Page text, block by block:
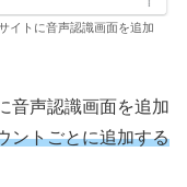
イトに音声認識画面を追加
音声認識画面を追加
ントごとに追加する